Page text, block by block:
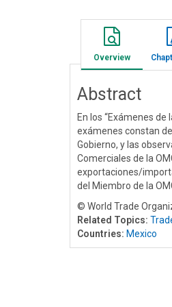
Overview
Abstract
En los “Exámenes
exámenes constan
Gobierno, y las
Comerciales de la
exportaciones/
del Miembro de la
© World Trade
Related Topics:
Countries: Mexico